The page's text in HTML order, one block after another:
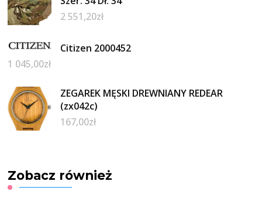
2 551,20zł
Citizen 2000452
1 045,00zł
ZEGAREK MĘSKI DREWNIANY REDEAR
(zx042c)
167,00zł
Zobacz również